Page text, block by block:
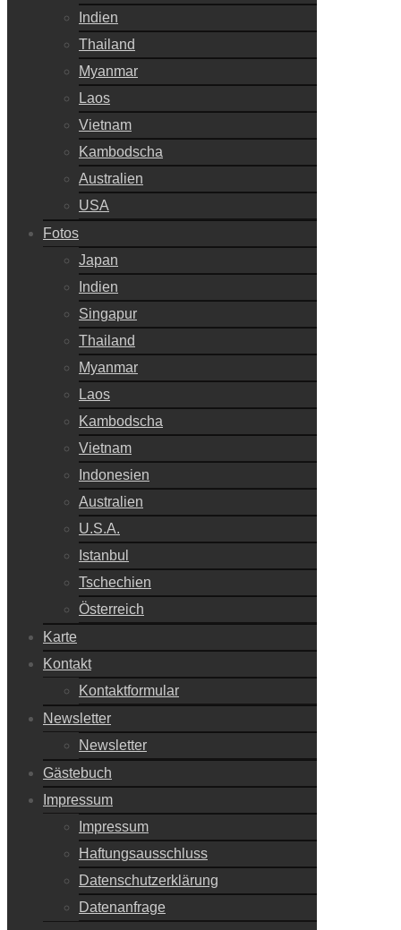
Indien
Thailand
Myanmar
Laos
Vietnam
Kambodscha
Australien
USA
Fotos
Japan
Indien
Singapur
Thailand
Myanmar
Laos
Kambodscha
Vietnam
Indonesien
Australien
U.S.A.
Istanbul
Tschechien
Österreich
Karte
Kontakt
Kontaktformular
Newsletter
Newsletter
Gästebuch
Impressum
Impressum
Haftungsausschluss
Datenschutzerklärung
Datenanfrage